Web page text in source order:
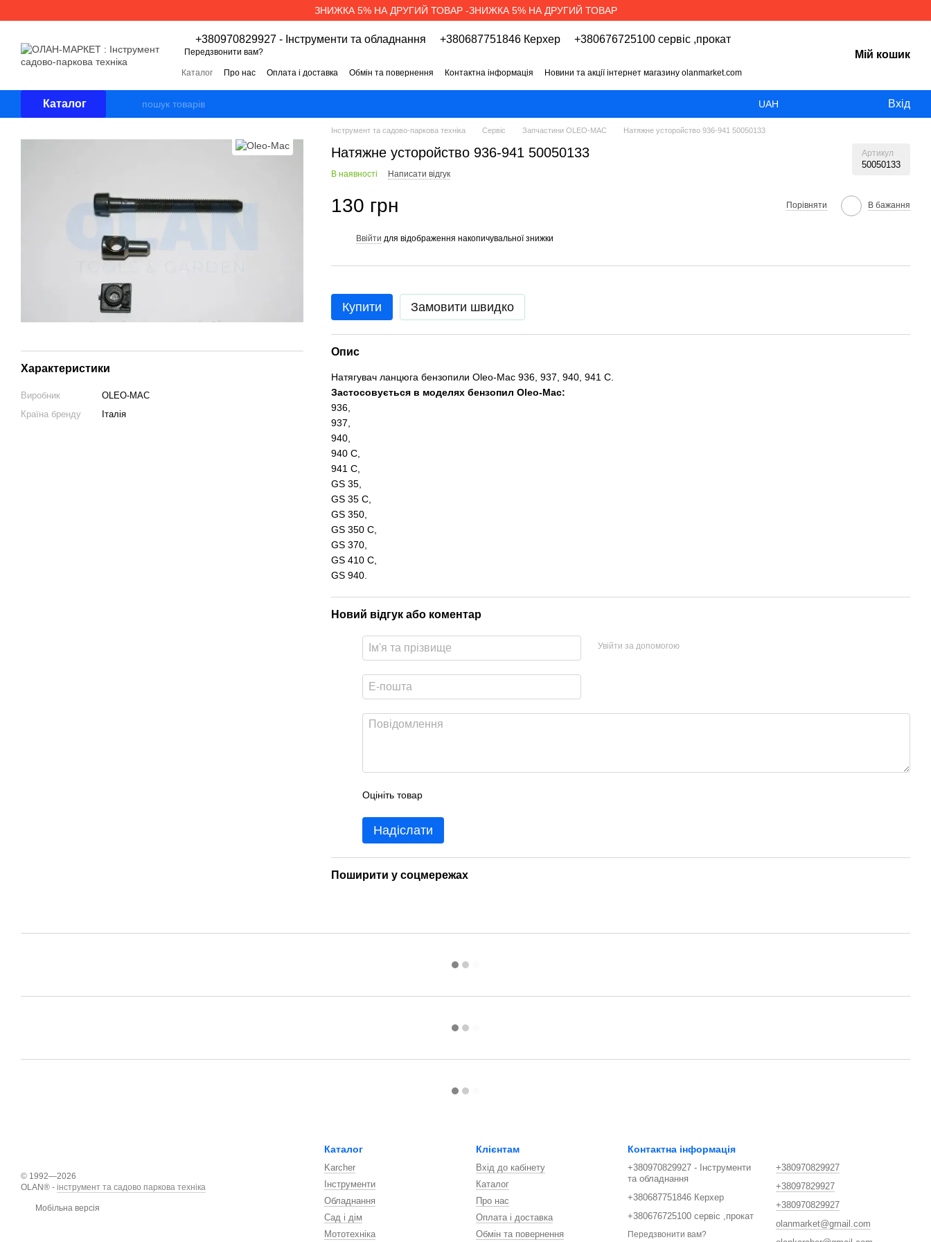
ЗНИЖКА 5% НА ДРУГИЙ ТОВАР -ЗНИЖКА 5% НА ДРУГИЙ ТОВАР
+380970829927 - Інструменти та обладнання +380687751846 Керхер +380676725100 сервіс ,прокат
Передзвонити вам?
Каталог Про нас Оплата і доставка Обмін та повернення Контактна інформація
Новини та акції інтернет магазину olanmarket.com
Мій кошик
Каталог UAH Вхід
Характеристики
Виробник
OLEO-MAC
Країна бренду
Італія
Інструмент та садово-паркова техніка Сервіс Запчастини OLEO-MAC Натяжне усторойство 936-941 50050133
Натяжне усторойство 936-941 50050133 Артикул
50050133
В наявності Написати відгук
130 грн Порівняти В бажання
Ввійти для відображення накопичувальної знижки
Купити Замовити швидко
Опис
Натягувач ланцюга бензопили Oleo-Mac 936, 937, 940, 941 C.
Застосовується в моделях бензопил Oleo-Mac:
936,
937,
940,
940 C,
941 C,
GS 35,
GS 35 C,
GS 350,
GS 350 C,
GS 370,
GS 410 C,
GS 940.
Новий відгук або коментар
Увійти за допомогою
Оцініть товар
Надіслати
Поширити у соцмережах
© 1992—2026
OLAN® - інструмент та садово паркова техніка
Мобільна версія
Каталог
Karcher
Інструменти
Обладнання
Сад і дім
Мототехніка
Клієнтам
Вхід до кабінету
Каталог
Про нас
Оплата і доставка
Обмін та повернення
Контактна інформація
+380970829927 - Інструменти
та обладнання
+380687751846 Керхер
+380676725100 сервіс ,прокат
Передзвонити вам?
+380970829927
+38097829927
+380970829927
olanmarket@gmail.com